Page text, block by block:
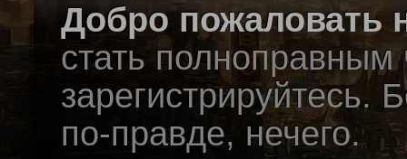
Добро пожаловать
стать
зарегистрируйтесь.
по-правде, нечего.